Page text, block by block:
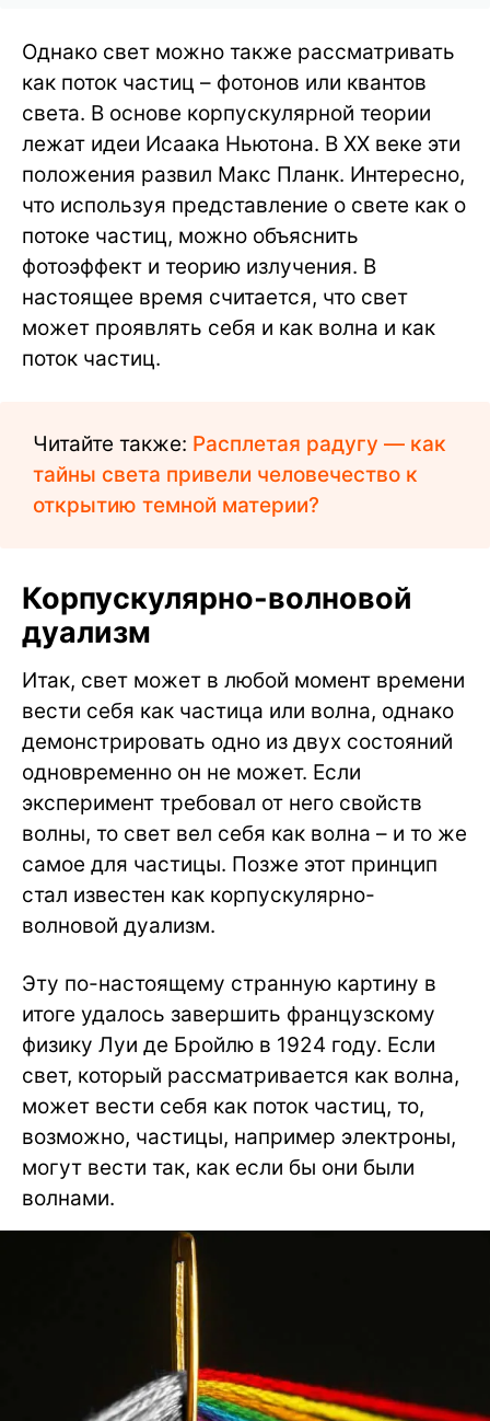
Однако свет можно также рассматривать
как поток частиц – фотонов или квантов
света. В основе корпускулярной теории
лежат идеи Исаака Ньютона. В ХХ веке эти
положения развил Макс Планк. Интересно,
что используя представление о свете как о
потоке частиц, можно объяснить
фотоэффект и теорию излучения. В
настоящее время считается, что свет
может проявлять себя и как волна и как
поток частиц.
Читайте также: Расплетая радугу — как
тайны света привели человечество к
открытию темной материи?
Корпускулярно-волновой
дуализм
Итак, свет может в любой момент времени
вести себя как частица или волна, однако
демонстрировать одно из двух состояний
одновременно он не может. Если
эксперимент требовал от него свойств
волны, то свет вел себя как волна – и то же
самое для частицы. Позже этот принцип
стал известен как корпускулярно-
волновой дуализм.
Эту по-настоящему странную картину в
итоге удалось завершить французскому
физику Луи де Бройлю в 1924 году. Если
свет, который рассматривается как волна,
может вести себя как поток частиц, то,
возможно, частицы, например электроны,
могут вести так, как если бы они были
волнами.